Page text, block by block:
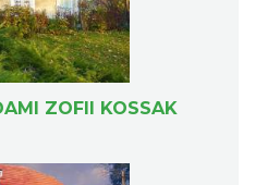
ZOFII KOSSAK